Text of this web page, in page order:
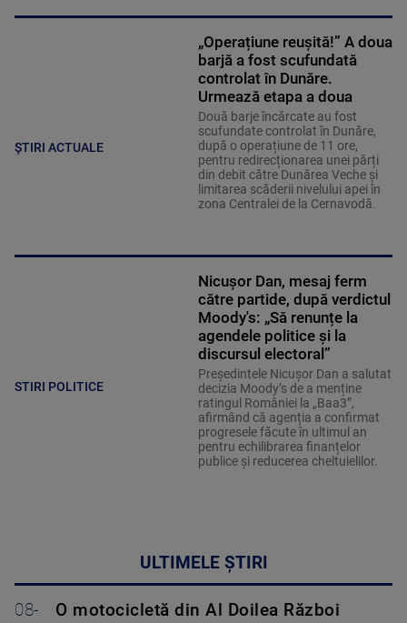
ȘTIRI ACTUALE
„Operațiune reușită!” A doua
barjă a fost scufundată
controlat în Dunăre.
Urmează etapa a doua
Două barje încărcate au fost
scufundate controlat în Dunăre,
după o operațiune de 11 ore,
pentru redirecționarea unei părți
din debit către Dunărea Veche și
limitarea scăderii nivelului apei în
zona Centralei de la Cernavodă.
STIRI POLITICE
Nicușor Dan, mesaj ferm
către partide, după verdictul
Moody's: „Să renunțe la
agendele politice şi la
discursul electoral”
Președintele Nicușor Dan a salutat
decizia Moody’s de a menține
ratingul României la „Baa3”,
afirmând că agenția a confirmat
progresele făcute în ultimul an
pentru echilibrarea finanțelor
publice și reducerea cheltuielilor.
ULTIMELE ȘTIRI
08-
O motocicletă din Al Doilea Război